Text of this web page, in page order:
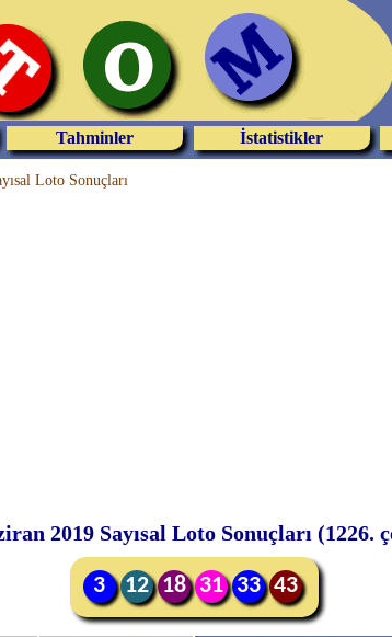
Tahminler İstatistikler
Loto Sonuçları
2019 Sayısal Loto Sonuçları (1226.
3 12 18 31 33 43